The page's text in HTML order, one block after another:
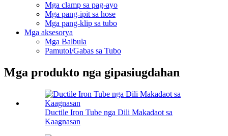
Mga clamp sa pag-ayo
Mga pang-ipit sa hose
Mga pang-klip sa tubo
Mga aksesorya
Mga Balbula
Pamutol/Gabas sa Tubo
Mga produkto nga gipasiugdahan
Ductile Iron Tube nga Dili Makadaot sa
Kaagnasan